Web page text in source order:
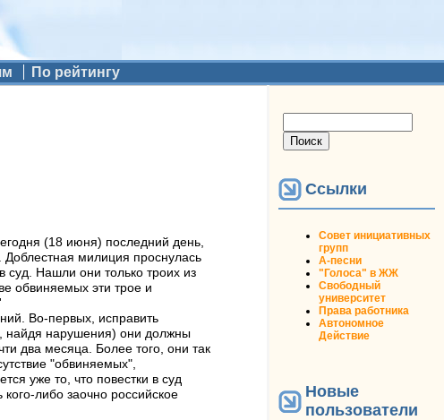
По рейтингу
(18 июня) последний день,
милиция проснулась
суд. Нашли они только троих из
обвиняемых эти трое и
Во-первых, исправить
найдя нарушения) они должны
два месяца. Более того, они так
"обвиняемых",
уже то, что повестки в суд
либо заочно российское
Ссылки
Совет инициативных
групп
А-песни
"Голоса" в ЖЖ
Свободный
университет
Права работника
Автономное
Действие
Новые
пользователи